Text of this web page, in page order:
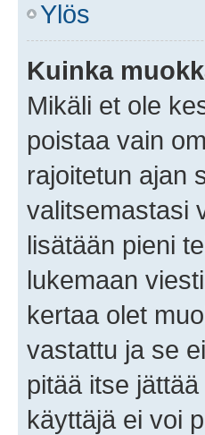
Ylös
Kuinka
Mikäli et ole
poistaa vain
rajoitetun ajan
valitsemastasi
lisätään pieni
lukemaan
kertaa olet
vastattu ja se
pitää itse
käyttäjä ei voi